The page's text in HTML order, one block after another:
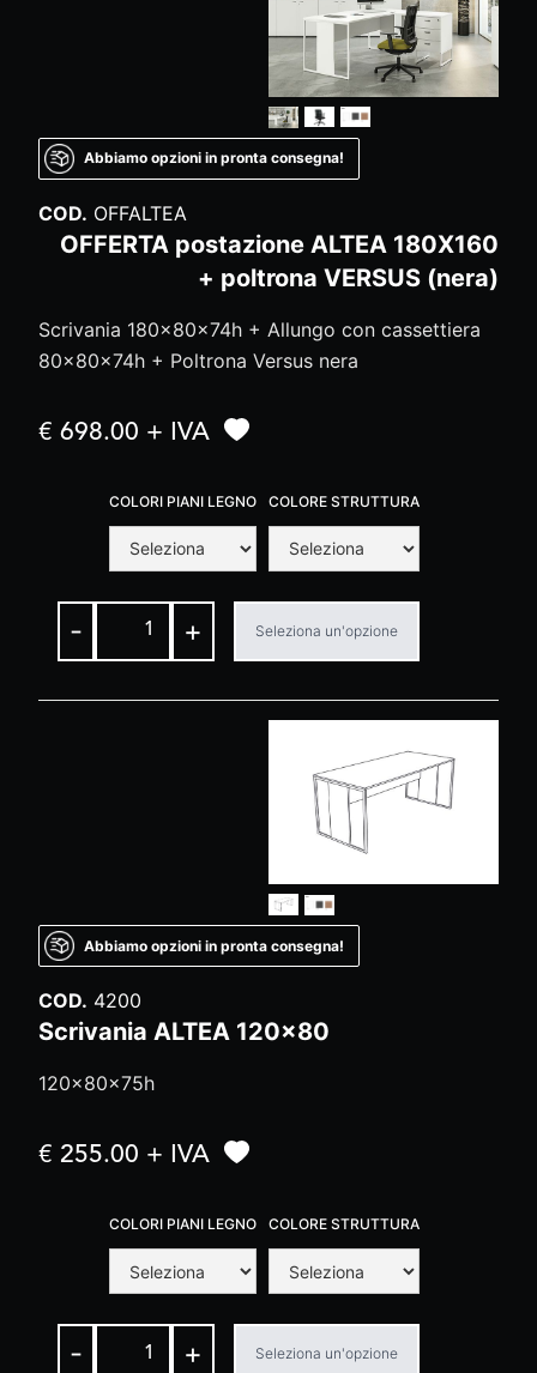
Abbiamo opzioni in pronta consegna!
COD. OFFALTEA
OFFERTA postazione ALTEA 180X160
+ poltrona VERSUS (nera)
Scrivania 180x80x74h + Allungo con cassettiera
80x80x74h + Poltrona Versus nera
€ 698.00 + IVA
COLORI PIANI LEGNO COLORE STRUTTURA
- + Seleziona un'opzione
Abbiamo opzioni in pronta consegna!
COD. 4200
Scrivania ALTEA 120x80
120x80x75h
€ 255.00 + IVA
COLORI PIANI LEGNO COLORE STRUTTURA
- + Seleziona un'opzione